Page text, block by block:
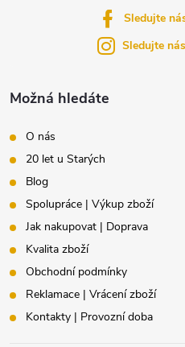
Možná hledáte
O nás
20 let u Starých
Blog
Spolupráce | Výkup zboží
Jak nakupovat | Doprava
Kvalita zboží
Obchodní podmínky
Reklamace | Vrácení zboží
Kontakty | Provozní doba
Sledujte
Sledujte